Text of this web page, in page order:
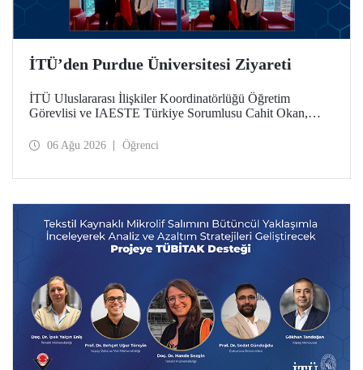
İTÜ’den Purdue Üniversitesi Ziyareti
İTÜ Uluslararası İlişkiler Koordinatörlüğü Öğretim
Görevlisi ve IAESTE Türkiye Sorumlusu Cahit Okan,
Temmuz tarihlerinde ABD’de dünyanın önde gelen
06 Ağu 2026 Öğrenci